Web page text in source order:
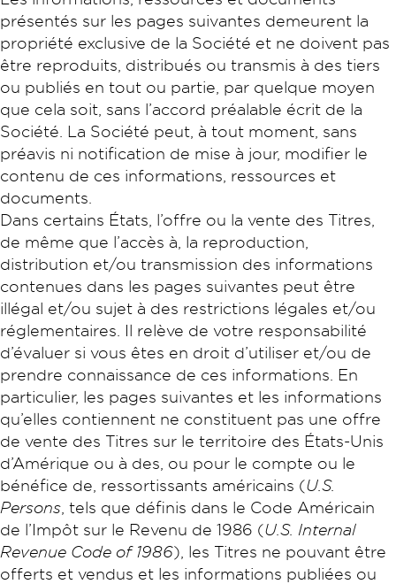
présentés sur les pages suivantes demeurent la
propriété exclusive de la Société et ne doivent pas
être reproduits, distribués ou transmis à des tiers
ou publiés en tout ou partie, par quelque moyen
que cela soit, sans l’accord préalable écrit de la
Société. La Société peut, à tout moment, sans
préavis ni notification de mise à jour, modifier le
contenu de ces informations, ressources et
documents.
Dans certains États, l’offre ou la vente des Titres,
de même que l’accès à, la reproduction,
distribution et/ou transmission des informations
contenues dans les pages suivantes peut être
illégal et/ou sujet à des restrictions légales et/ou
réglementaires. Il relève de votre responsabilité
d’évaluer si vous êtes en droit d’utiliser et/ou de
prendre connaissance de ces informations. En
particulier, les pages suivantes et les informations
qu’elles contiennent ne constituent pas une offre
de vente des Titres sur le territoire des États-Unis
d’Amérique ou à des, ou pour le compte ou le
bénéfice de, ressortissants américains (U.S.
Persons , tels que définis dans le Code Américain
de l’Impôt sur le Revenu de 1986 (U.S. Internal
Revenue Code of 1986), les Titres ne pouvant être
offerts et vendus et les informations publiées ou